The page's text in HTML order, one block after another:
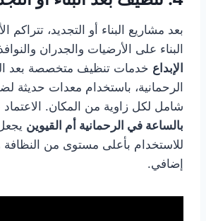
بعد مشاريع البناء أو التجديد، تتراكم
البناء على الأرضيات والجدران
الإبداع خدمات تنظيف متخصصة بعد
الرحمانية، باستخدام معدات حديثة
شامل لكل زاوية من المكان.
بالساعة في الرحمانية أم القيوين
للاستخدام بأعلى مستوى من النظافة
إضافي.